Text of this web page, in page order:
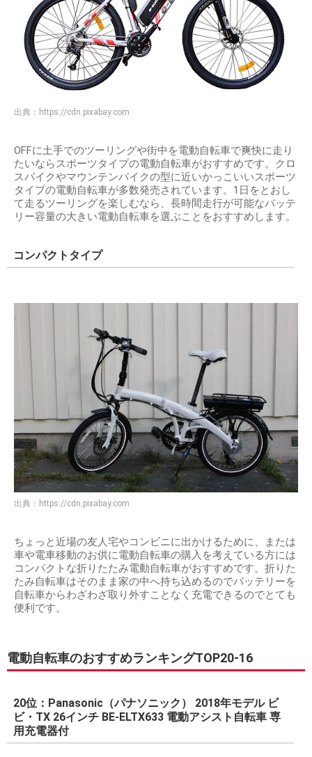
出典： https://cdn.pixabay.com
OFFに土手でのツーリングや街中を電動自転車で爽快に走り
たいならスポーツタイプの電動自転車がおすすめです。クロ
スバイクやマウンテンバイクの型に近いかっこいいスポーツ
タイプの電動自転車が多数発売されています。1日をとおし
て走るツーリングを楽しむなら、長時間走行が可能なバッテ
リー容量の大きい電動自転車を選ぶことをおすすめします。
コンパクトタイプ
出典： https://cdn.pixabay.com
ちょっと近場の友人宅やコンビニに出かけるために、または
車や電車移動のお供に電動自転車の購入を考えている方には
コンパクトな折りたたみ電動自転車がおすすめです。折りた
たみ自転車はそのまま家の中へ持ち込めるのでバッテリーを
自転車からわざわざ取り外すことなく充電できるのでとても
便利です。
電動自転車のおすすめランキングTOP20-16
20位：Panasonic（パナソニック） 2018年モデル ビ
ビ・TX 26インチ BE-ELTX633 電動アシスト自転車 専
用充電器付